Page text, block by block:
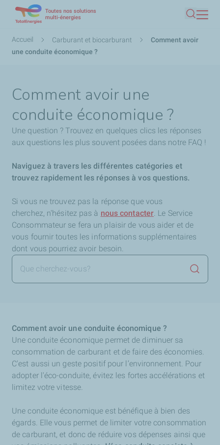
contenu
Toutes nos solutions
multi-énergies
Fil
d'Ariane
Accueil Carburant et biocarburant
Comment avoir
une conduite économique ?
Comment avoir une
conduite économique ?
Une question ? Trouvez en quelques clics les réponses
aux questions les plus souvent posées dans notre FAQ !
Naviguez à travers les différentes catégories et
trouvez rapidement les réponses à vos questions.
Si vous ne trouvez pas la réponse que vous
cherchez, n'hésitez pas à nous contacter. Le Service
Consommateur se fera un plaisir de vous aider et de
vous fournir toutes les informations supplémentaires
dont vous pourriez avoir besoin.
Comment avoir une conduite économique ?
Une conduite économique permet de diminuer sa
consommation de carburant et de faire des économies.
C'est aussi un geste positif pour l’environnement. Pour
adopter l'éco-conduite, évitez les fortes accélérations et
limitez votre vitesse.
Une conduite économique est bénéfique à bien des
égards. Elle vous permet de limiter votre consommation
de carburant, et donc de réduire vos dépenses ainsi que